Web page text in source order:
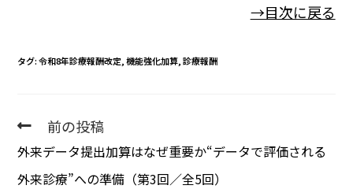
→目次に戻る
タグ:令和8年診療報酬改定 機能強化加算 診療報酬
前の投稿
外来データ提出加算はなぜ重要か――“データで評価される
外来診療”への準備（第3回／全5回）